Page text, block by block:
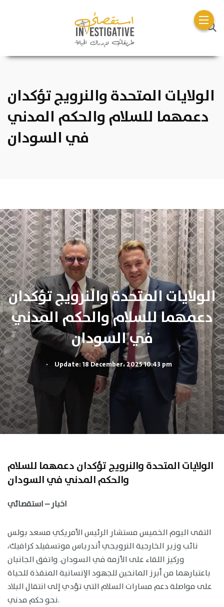
الولايات المتحدة والنرويج تؤكدان
دعمهما للسلام والحكم المدني
في السودان
الولايات المتحدة والنرويج تؤكدان
دعمهما للسلام والحكم المدني
في السودان
. Update: 18 December، 2025 10:43 pm
الولايات المتحدة والنرويج تؤكدان دعمهما للسلام
والحكم المدني في السودان
اخبار – استقصائي
التقى اليوم الخميس مستشار الرئيس الأمريكي مسعد بولس
نائب وزير الخارجية النرويجي أندرياس موتسفيلد كرافيك،
وركيز اللقاء على الأزمة في السودان. واتفق الجانبان
باعتبارهما من أبرز المانحين للجهود الإنسانية المنقذة للحياة
على مواصلة دعم مسارات السلام التي تؤدي إلى انتقال البلاد
نحو حكم مدني.